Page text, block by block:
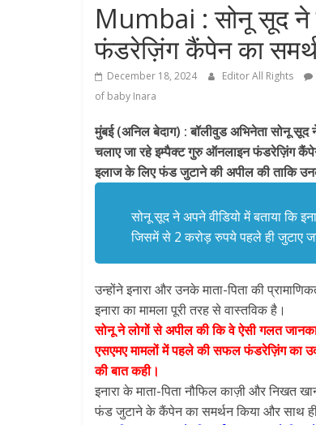
Mumbai : सोनू सूद ने
फंडरेज़िंग कैंपेन का
December 18, 2024 Editor All Rights
of baby Inara
मुंबई (अनिल बेदाग) : बॉलीवुड अभिनेता सोनू सूद
चलाए जा रहे इम्पैक्ट गुरु ऑनलाइन फंडरेज़िंग
इलाज के लिए फंड जुटाने की अपील की ताकि
सोनू सूद ने अपने वीडियो में बताया कि
जिसमें से 2 करोड़ रुपये पहले ही जुटाए
उन्होंने इनारा और उनके माता-पिता की
इनारा का मामला पूरी तरह से वास्तविक है।
सोनू ने लोगों से अपील की कि वे ऐसी गलत
एसएमए मामलों में पहले की सफल फंडरेज़िंग का
की बात कही।
इनारा के माता-पिता नौफिल काज़ी और निखत
फंड जुटाने के कैंपेन का समर्थन किया और साथ